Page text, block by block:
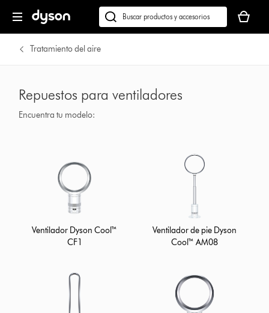
Buscar
en
cesta
está
Tratamiento del aire
Repuestos para ventiladores
Encuentra tu modelo:
Ventilador Dyson Cool™
CF1
Ventilador de pie Dyson
Cool™ AM08